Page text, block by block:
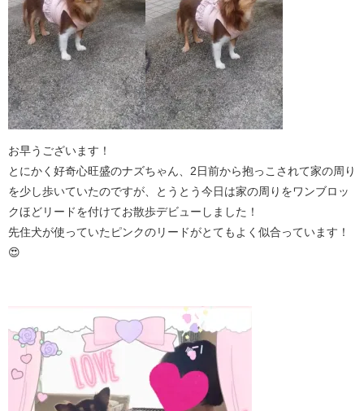
お早うございます！
とにかく好奇心旺盛のナズちゃん、2日前から抱っこされて家の周り
を少し歩いていたのですが、とうとう今日は家の周りをワンブロッ
クほどリードを付けてお散歩デビューしました！
先住犬が使っていたピンクのリードがとてもよく似合っています！
😍